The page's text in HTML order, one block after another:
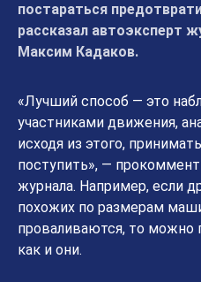
постараться
рассказал автоэксперт
Максим Кадаков.
«Лучший способ — это
участниками движения,
исходя из этого,
поступить», —
журнала. Например, если
похожих по размерам
проваливаются, то можно
как и они.